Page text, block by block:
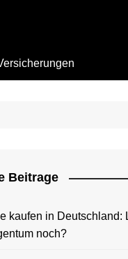
Beitrage
kaufen in Deutschland:
noch?